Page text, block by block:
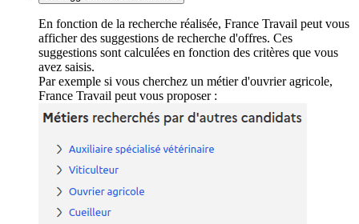
En fonction de la recherche réalisée, France Travail peut vous
afficher des suggestions de recherche d'offres. Ces
suggestions sont calculées en fonction des critères que vous
avez saisis.
Par exemple si vous cherchez un métier d'ouvrier agricole,
France Travail peut vous proposer :